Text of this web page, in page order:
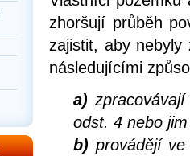
zhoršují průběh
zajistit, aby
následujícími
a)
odst. 4 nebo
b) provádějí